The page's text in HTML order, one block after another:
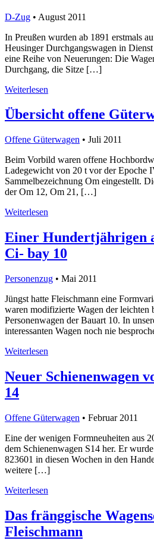
D-Zug • August 2011
In Preußen wurden ab 1891 erstmals
Heusinger Durchgangswagen in
eine Reihe von Neuerungen: Die
Durchgang, die Sitze […]
Weiterlesen
Übersicht offene
Offene Güterwagen • Juli 2011
Beim Vorbild waren offene
Ladegewicht von 20 t vor der Epoche
Sammelbezeichnung Om eingestellt.
der Om 12, Om 21, […]
Weiterlesen
Einer Hundertjährigen
Ci- bay 10
Personenzug • Mai 2011
Jüngst hatte Fleischmann eine
waren modifizierte Wagen der leichten
Personenwagen der Bauart 10. In
interessanten Wagen noch nie
Weiterlesen
Neuer Schienenwagen
14
Offene Güterwagen • Februar 2011
Eine der wenigen Formneuheiten aus
dem Schienenwagen S14 her. Er
823601 in diesen Wochen in den
weitere […]
Weiterlesen
Das fränggische
Fleischmann